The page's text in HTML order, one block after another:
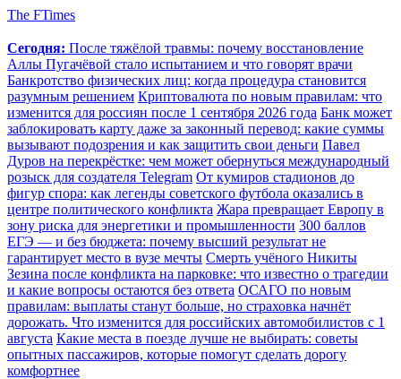
The FTimes
Сегодня: После тяжёлой травмы: почему восстановление
Аллы Пугачёвой стало испытанием и что говорят врачи
Банкротство физических лиц: когда процедура становится
разумным решением Криптовалюта по новым правилам: что
изменится для россиян после 1 сентября 2026 года Банк может
заблокировать карту даже за законный перевод: какие суммы
вызывают подозрения и как защитить свои деньги Павел
Дуров на перекрёстке: чем может обернуться международный
розыск для создателя Telegram От кумиров стадионов до
фигур спора: как легенды советского футбола оказались в
центре политического конфликта Жара превращает Европу в
зону риска для энергетики и промышленности 300 баллов
ЕГЭ — и без бюджета: почему высший результат не
гарантирует место в вузе мечты Смерть учёного Никиты
Зезина после конфликта на парковке: что известно о трагедии
и какие вопросы остаются без ответа ОСАГО по новым
правилам: выплаты станут больше, но страховка начнёт
дорожать. Что изменится для российских автомобилистов с 1
августа Какие места в поезде лучше не выбирать: советы
опытных пассажиров, которые помогут сделать дорогу
комфортнее